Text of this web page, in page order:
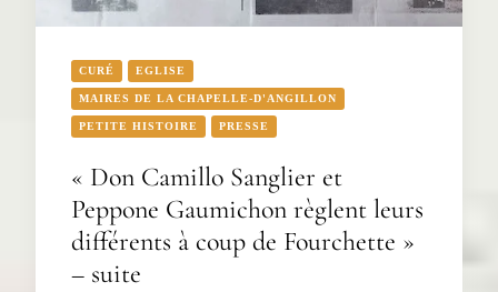
CURÉ EGLISE
MAIRES DE LA CHAPELLE-D'ANGILLON
PETITE HISTOIRE PRESSE
« Don Camillo Sanglier et
Peppone Gaumichon règlent leurs
différents à coup de Fourchette »
– suite